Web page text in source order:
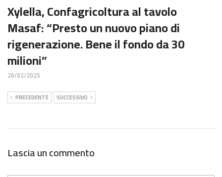
Xylella, Confagricoltura al tavolo
Masaf: “Presto un nuovo piano di
rigenerazione. Bene il fondo da 30
milioni”
26/02/2025
PRECEDENTE SUCCESSIVO
Lascia un commento